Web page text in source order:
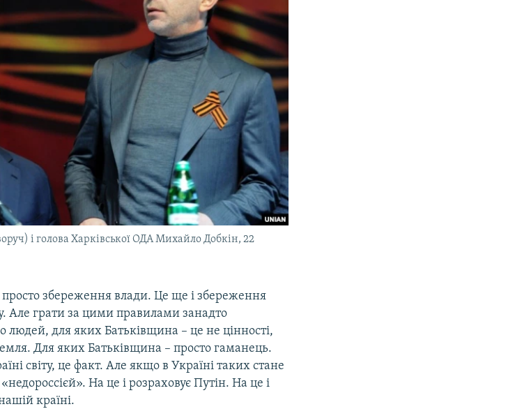
і голова Харківської ОДА Михайло Добкін, 22
збереження влади. Це ще і збереження
Але грати за цими правилами занадто
для яких Батьківщина – це не цінності,
Для яких Батьківщина – просто гаманець.
світу, це факт. Але якщо в Україні таких стане
На це і розраховує Путін. На це і
країні.